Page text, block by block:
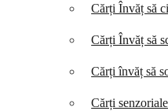
Cărți Învăț să
Cărți Învăț să
Cărți învăț să
Cărți senzoriale